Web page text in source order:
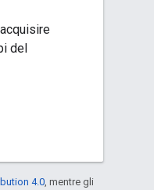
del
4.0 , mentre gli